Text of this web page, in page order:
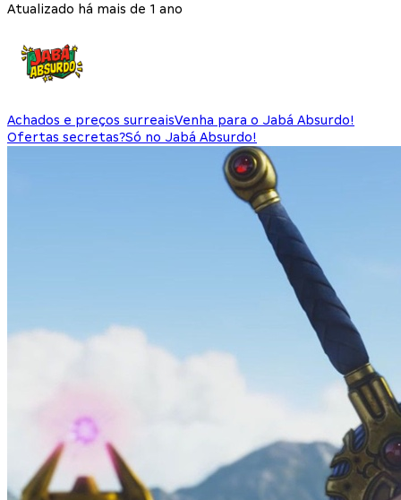
Atualizado há mais de 1 ano
Achados e preços surreaisVenha para o Jabá Absurdo!
Ofertas secretas?Só no Jabá Absurdo!